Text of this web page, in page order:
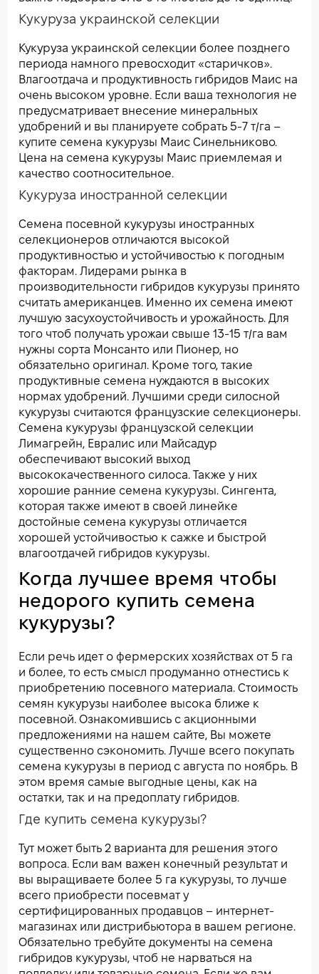
Кукуруза украинской селекции
Кукуруза украинской селекции более позднего
периода намного превосходит «старичков».
Влагоотдача и продуктивность гибридов Маис на
очень высоком уровне. Если ваша технология не
предусматривает внесение минеральных
удобрений и вы планируете собрать 5-7 т/га –
купите семена кукурузы Маис Синельниково.
Цена на семена кукурузы Маис приемлемая и
качество соотносительное.
Кукуруза иностранной селекции
Семена посевной кукурузы иностранных
селекционеров отличаются высокой
продуктивностью и устойчивостью к погодным
факторам. Лидерами рынка в
производительности гибридов кукурузы принято
считать американцев. Именно их семена имеют
лучшую засухоустойчивость и урожайность. Для
того чтоб получать урожаи свыше 13-15 т/га вам
нужны сорта Монсанто или Пионер, но
обязательно оригинал. Кроме того, такие
продуктивные семена нуждаются в высоких
нормах удобрений. Лучшими среди силосной
кукурузы считаются французские селекционеры.
Семена кукурузы французской селекции
Лимагрейн, Евралис или Майсадур
обеспечивают высокий выход
высококачественного силоса. Также у них
хорошие ранние семена кукурузы. Сингента,
которая также имеют в своей линейке
достойные семена кукурузы отличается
хорошей устойчивостью к сажке и быстрой
влагоотдачей гибридов кукурузы.
Когда лучшее время чтобы
недорого купить семена
кукурузы?
Если речь идет о фермерских хозяйствах от 5 га
и более, то есть смысл продуманно отнестись к
приобретению посевного материала. Стоимость
семян кукурузы наиболее высока ближе к
посевной. Ознакомившись с акционными
предложениями на нашем сайте, Вы можете
существенно сэкономить. Лучше всего покупать
семена кукурузы в период с августа по ноябрь. В
этом время самые выгодные цены, как на
остатки, так и на предоплату гибридов.
Где купить семена кукурузы?
Тут может быть 2 варианта для решения этого
вопроса. Если вам важен конечный результат и
вы выращиваете более 5 га кукурузы, то лучше
всего приобрести посевмат у
сертифицированных продавцов – интернет-
магазинах или дистрибьютора в вашем регионе.
Обязательно требуйте документы на семена
гибридов кукурузы, чтоб не нарваться на